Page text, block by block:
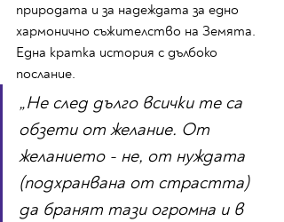
природата и за надеждата за едно
хармонично съжителство на Земята.
Една кратка история с дълбоко
послание.
„Не след дълго всички те са
обзети от желание. От
желанието - не, от нуждата
(подхранвана от страстта)
да бранят тази огромна и в